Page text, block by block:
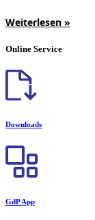
Weiterlesen »
Online Service
Downloads
GdP App